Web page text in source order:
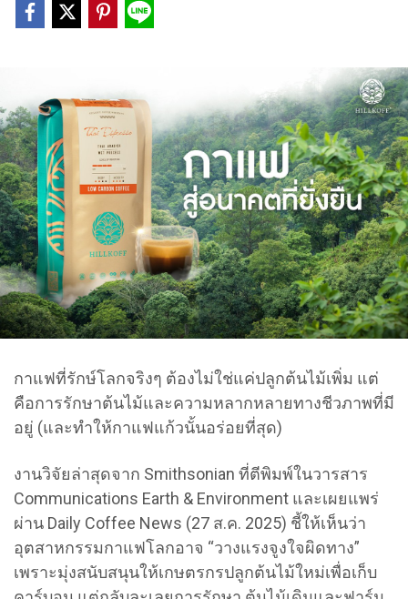
กาแฟที่รักษ์โลกจริงๆ ต้องไม่ใช่แค่ปลูกต้นไม้เพิ่ม แต่
คือการรักษาต้นไม้และความหลากหลายทางชีวภาพที่มี
อยู่ (และทำให้กาแฟแก้วนั้นอร่อยที่สุด)
งานวิจัยล่าสุดจาก Smithsonian ที่ตีพิมพ์ในวารสาร
Communications Earth & Environment และเผยแพร่
ผ่าน Daily Coffee News (27 ส.ค. 2025) ชี้ให้เห็นว่า
อุตสาหกรรมกาแฟโลกอาจ “วางแรงจูงใจผิดทาง”
เพราะมุ่งสนับสนุนให้เกษตรกรปลูกต้นไม้ใหม่เพื่อเก็บ